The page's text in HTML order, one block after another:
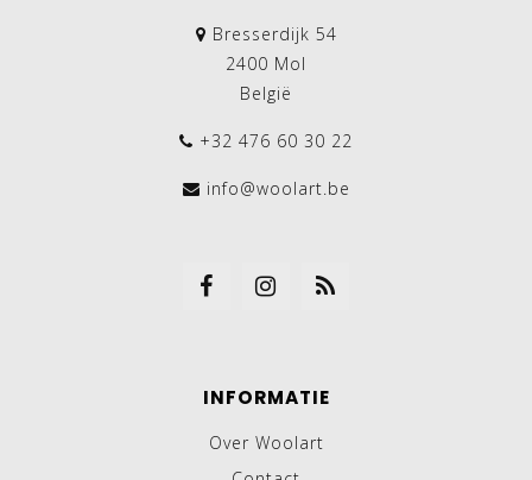
Bresserdijk 54
2400 Mol
België
+32 476 60 30 22
info@woolart.be
INFORMATIE
Over Woolart